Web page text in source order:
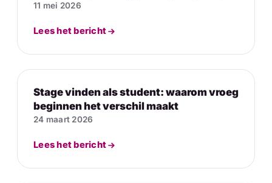
11 mei 2026
Lees het bericht
Stage vinden als student: waarom vroeg
beginnen het verschil maakt
24 maart 2026
Lees het bericht